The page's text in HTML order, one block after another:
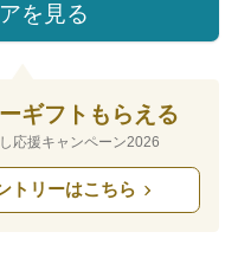
を見る
ギフトもらえる
応援キャンペーン2026
トリーはこちら